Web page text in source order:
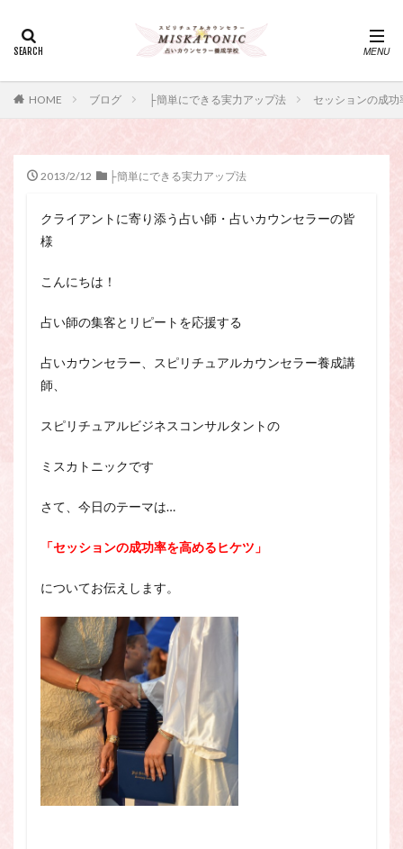
HOME ブログ ├簡単にできる実力アップ法 セッションの成
2013/2/12 ├簡単にできる実力アップ法
クライアントに寄り添う占い師・占いカウンセラーの皆
様
こんにちは！
占い師の集客とリピートを応援する
占いカウンセラー、スピリチュアルカウンセラー養成講
師、
スピリチュアルビジネスコンサルタントの
ミスカトニックです
さて、今日のテーマは…
「セッションの成功率を高めるヒケツ」
についてお伝えします。
ー、占い師、占い師になりたい、占い講座
引き寄せの法則
心理療法
波動の法則
電話占い師
占い師になりたい
占いセラピー
スピリチュアル・セラピー
サイコセラピー
スピリチュアル・セッション
アル・カウンセラーになりたい、スピリチュアル・カウンセリ
ー、スピリチュアルカウンセラー、スピリチュアル講座、占い
占い師になりたい、占い講座
スピリチュアル講座
パワースポット
ヒプノセラピー
則
願いごと
検索